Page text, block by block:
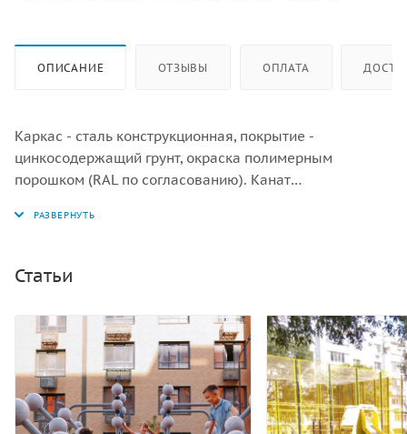
ОПИСАНИЕ ОТЗЫВЫ ОПЛАТА
Каркас - сталь конструкционная, покрытие -
цинкосодержащий грунт, окраска полимерным
порошком (RAL по согласованию). Канат
Статьи